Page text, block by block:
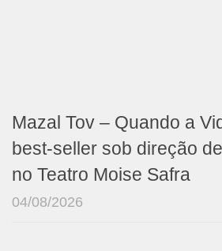
Mazal Tov – Quando a
best-seller sob direção
no Teatro Moise Safra
04/08/2026